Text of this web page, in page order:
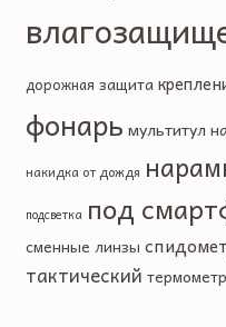
дорожная защита
фонарь мультитул
накидка от дождя
подсветка под
сменные линзы
тактический термометр